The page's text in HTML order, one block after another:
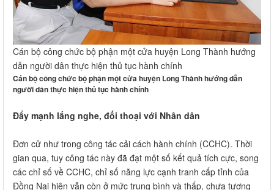
Cán bộ công chức bộ phận một cửa huyện Long Thành hướng
dẫn người dân thực hiện thủ tục hành chính
Cán bộ công chức bộ phận một cửa huyện Long Thành hướng dẫn
người dân thực hiện thủ tục hành chính
Đẩy mạnh lắng nghe, đối thoại với Nhân dân
Đơn cử như trong công tác cải cách hành chính (CCHC). Thời
gian qua, tuy công tác này đã đạt một số kết quả tích cực, song
các chỉ số về CCHC, chỉ số năng lực cạnh tranh cấp tỉnh của
Đồng Nai hiện vẫn còn ở mức trung bình và thấp, chưa tương